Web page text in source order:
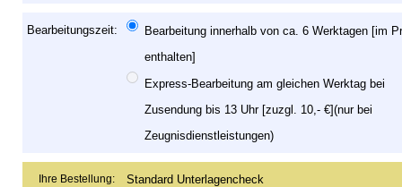
Bearbeitungszeit:
Bearbeitung innerhalb von ca. 6 Werktagen [im
enthalten]
Express-Bearbeitung am gleichen Werktag bei
Zusendung bis 13 Uhr [zuzgl. 10,- €](nur bei
Zeugnisdienstleistungen)
Ihre Bestellung: Standard Unterlagencheck